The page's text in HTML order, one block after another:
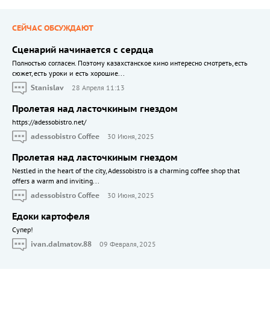
СЕЙЧАС ОБСУЖДАЮТ
Сценарий начинается с сердца
Полностью согласен. Поэтому казахстанское кино интересно смотреть, есть
сюжет, есть уроки и есть хорошие...
Stanislav
28 Апреля 11:13
Пролетая над ласточкиным гнездом
https://adessobistro.net/
adessobistro Coffee
30 Июня, 2025
Пролетая над ласточкиным гнездом
Nestled in the heart of the city, Adessobistro is a charming coffee shop that
offers a warm and inviting...
adessobistro Coffee
30 Июня, 2025
Едоки картофеля
Cупер!
ivan.dalmatov.88
09 Февраля, 2025